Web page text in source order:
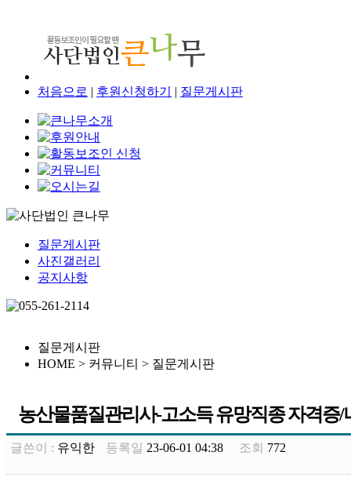
처음으로 | 후원신청하기 | 질문게시판
질문게시판
사진갤러리
공지사항
질문게시판
HOME > 커뮤니티 > 질문게시판
농산물품질관리사-고소득 유망직종 자격증/
글쓴이 : 유익한 등록일 23-06-01 04:38 조회 772